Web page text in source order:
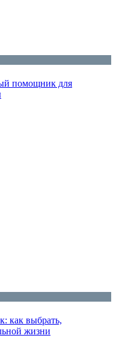
помощник для
как выбрать,
жизни